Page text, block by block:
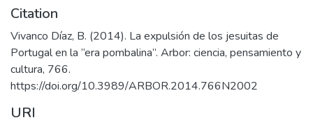
Citation
Vivanco Díaz, B. (2014). La expulsión de los jesuitas de
Portugal en la “era pombalina”. Arbor: ciencia, pensamiento y
cultura, 766.
https://doi.org/10.3989/ARBOR.2014.766N2002
URI